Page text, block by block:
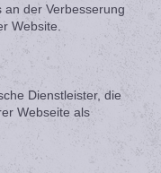
der Verbesserung
Website.
Dienstleister, die
Webseite als